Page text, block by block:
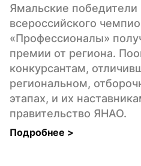
Ямальские победители
всероссийского
«Профессионалы»
премии от региона.
конкурсантам,
региональном,
этапах, и их
правительство ЯНАО.
Подробнее >